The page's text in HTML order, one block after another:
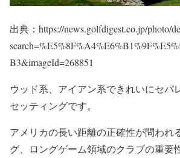
出典：https://news.golfdigest.co.jp/photo/
B3&imageId=268851
ウッド系、アイアン系できれいにセパ
セッティングです。
アメリカの長い距離の正確性が問われ
グ、ロングゲーム領域のクラブの重要